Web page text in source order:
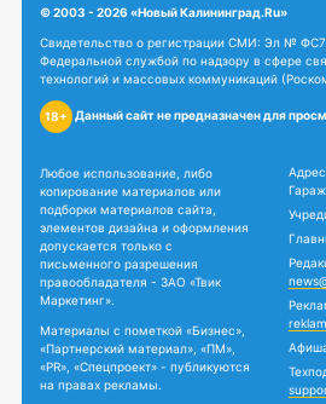
© 2003 - 2026 «Новый Калининград.Ru»
Свидетельство о регистрации СМИ: Эл №
Федеральной службой по надзору в сфере
технологий и массовых коммуникаций
18+ Данный сайт не предназначен для
Любое использование, либо
копирование материалов или
подборки материалов сайта,
элементов дизайна и оформления
допускается только с
письменного разрешения
правообладателя - ЗАО «Твик
Маркетинг».
Материалы с пометкой «Бизнес»,
«Партнерский материал», «ПМ»,
«PR», «Спецпроект» - публикуются
на правах рекламы.